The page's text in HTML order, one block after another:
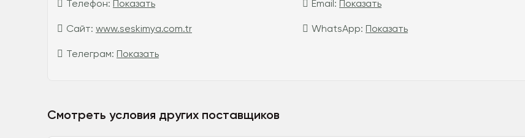
Телефон: Показать Email: Показать
Сайт: www.seskimya.com.tr WhatsApp: Показать
Телеграм: Показать
Смотреть условия других поставщиков